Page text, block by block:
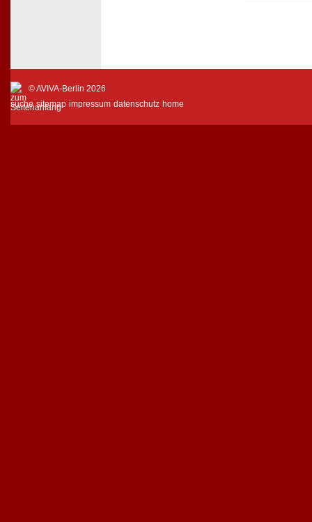
© AVIVA-Berlin 2026
suche sitemap impressum datenschutz home